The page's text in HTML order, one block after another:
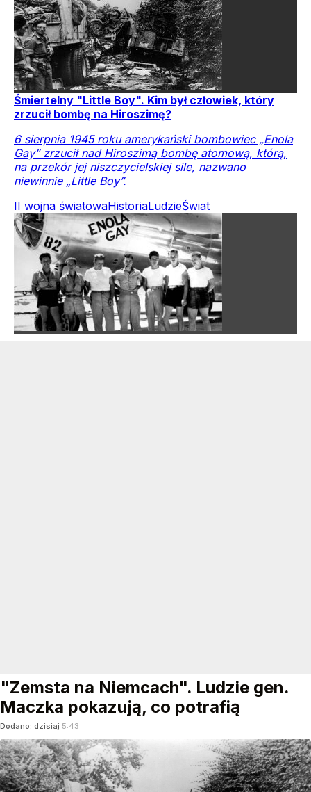
Śmiertelny "Little Boy". Kim był człowiek, który
zrzucił bombę na Hiroszimę?
6 sierpnia 1945 roku amerykański bombowiec „Enola
Gay” zrzucił nad Hiroszimą bombę atomową, którą,
na przekór jej niszczycielskiej sile, nazwano
niewinnie „Little Boy”.
II wojna światowaHistoriaLudzieŚwiat
"Zemsta na Niemcach". Ludzie gen.
Maczka pokazują, co potrafią
Dodano: dzisiaj 5:43